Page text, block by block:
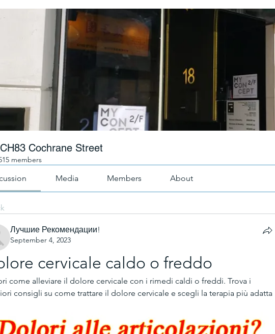
Cochrane Street
members
Media Members About
Лучшие Рекомендации!
September 4, 2023
cervicale caldo o freddo
come alleviare il dolore cervicale con i rimedi caldi o freddi. Trova i
consigli su come trattare il dolore cervicale e scegli la terapia più adatta